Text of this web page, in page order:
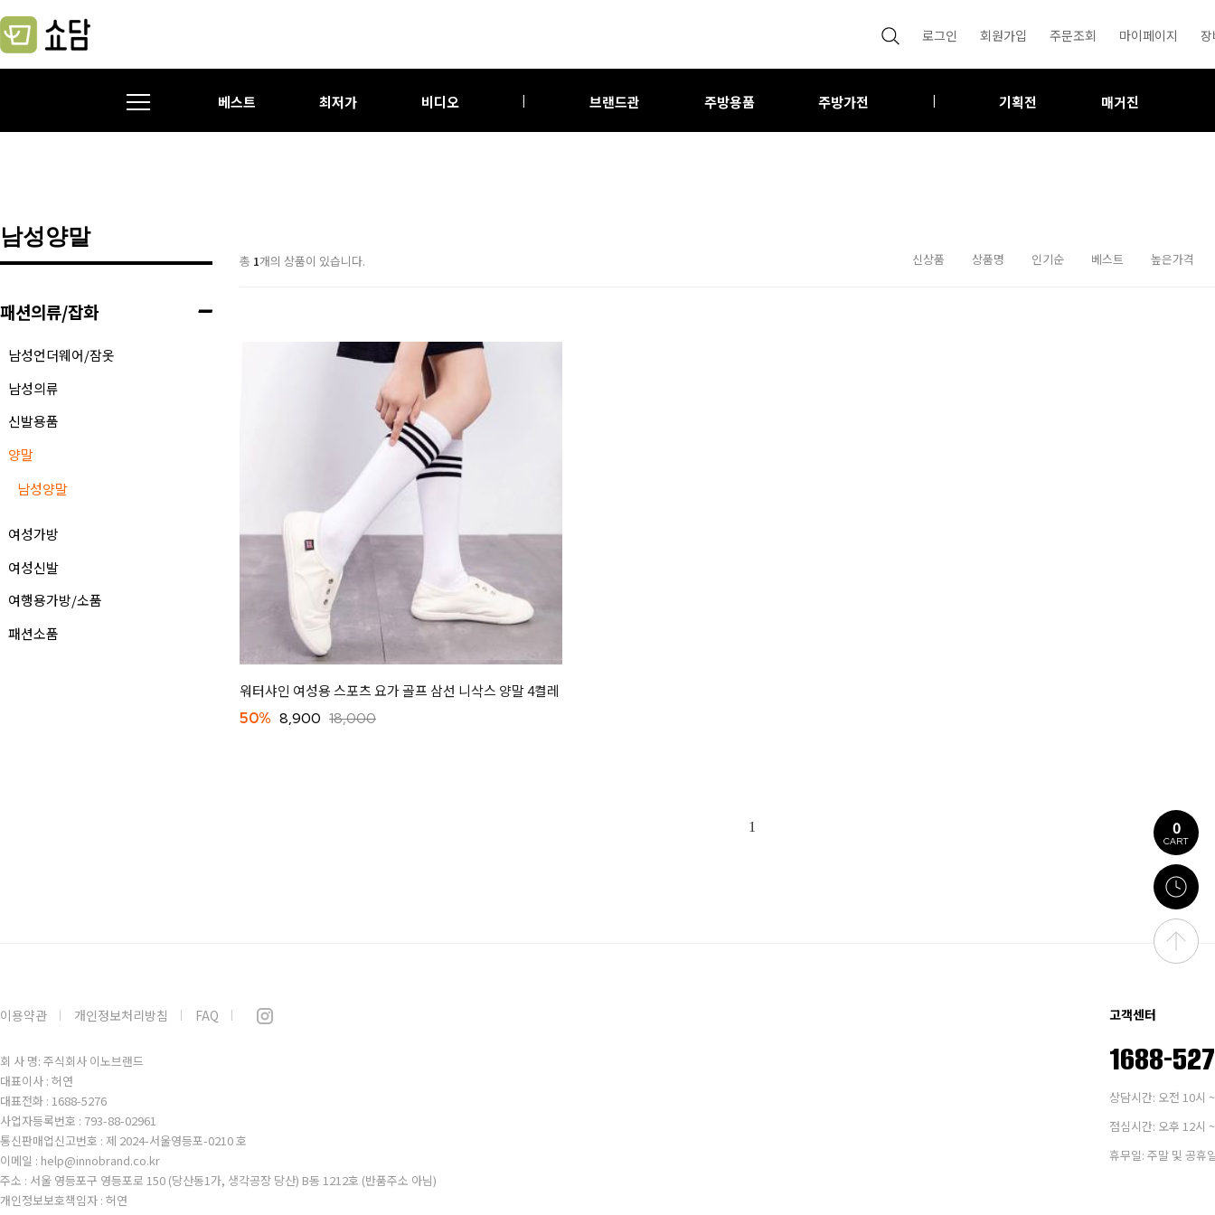
0
CART
로그인 회원가입 주문조회 마이페이지
베스트 최저가 비디오 | 브랜드관 주방용품 주방가전 | 기획전 매거진
남성양말
패션의류/잡화
남성언더웨어/잠옷
남성의류
신발용품
양말
남성양말
여성가방
여성신발
여행용가방/소품
패션소품
총 1개의 상품이 있습니다. 신상품 상품명 인기순 베스트 높은가격
워터샤인 여성용 스포츠 요가 골프 삼선 니삭스 양말 4켤레
50% 8,900 18,000
1
이용약관 개인정보처리방침 FAQ
회 사 명: 주식회사 이노브랜드
대표이사 : 허연
대표전화 : 1688-5276
사업자등록번호 : 793-88-02961
통신판매업신고번호 : 제 2024-서울영등포-0210 호
이메일 : help@innobrand.co.kr
주소 : 서울 영등포구 영등포로 150 (당산동1가, 생각공장 당산) B동 1212호 (반품주소 아님)
개인정보보호책임자 : 허연
고객센터
1688-
상담시간: 오전 10시
점심시간: 오후 12시
휴무일: 주말 및 공휴